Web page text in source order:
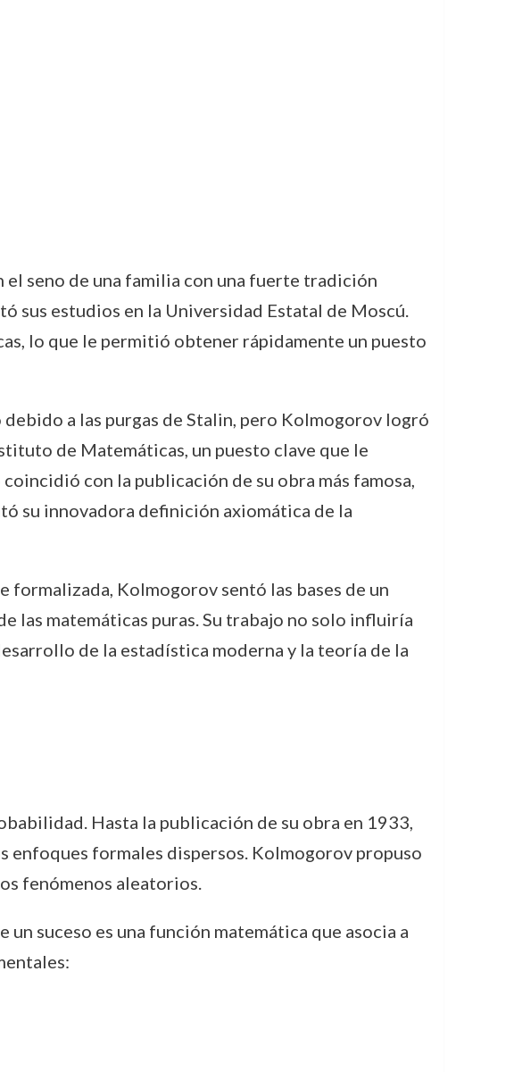
el seno de una familia con una fuerte tradición
sus estudios en la Universidad Estatal de Moscú.
lo que le permitió obtener rápidamente un puesto
a las purgas de Stalin, pero Kolmogorov logró
de Matemáticas, un puesto clave que le
con la publicación de su obra más famosa,
su innovadora definición axiomática de la
formalizada, Kolmogorov sentó las bases de un
las matemáticas puras. Su trabajo no solo influiría
de la estadística moderna y la teoría de la
Hasta la publicación de su obra en 1933,
enfoques formales dispersos. Kolmogorov propuso
fenómenos aleatorios.
suceso es una función matemática que asocia a